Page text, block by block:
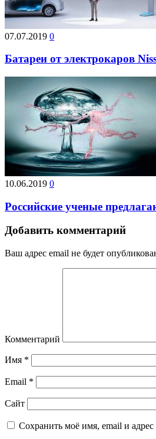
07.07.2019 0
Батареи от электрокаров
10.06.2019 0
Российские ученые
Добавить комментарий
Ваш адрес email не будет
Комментарий
Имя *
Email *
Сайт
Сохранить моё имя, email и